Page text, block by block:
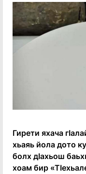
Гирети яхача
хьаяь йола дото
болх дӏахьош
хоам бир